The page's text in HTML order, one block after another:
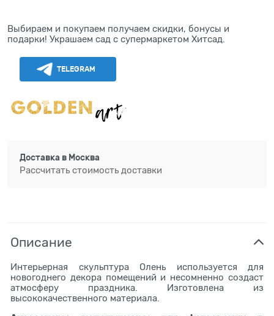
Выбираем и покупаем получаем скидки, бонусы и
подарки! Украшаем сад с супермаркетом Хитсад.
TELEGRAM
Доставка в Москва
Рассчитать стоимость доставки
Описание
Интерьерная скульптура Олень используется для
новогоднего декора помещений и несомненно создаст
атмосферу праздника. Изготовлена из
высококачественного материала.